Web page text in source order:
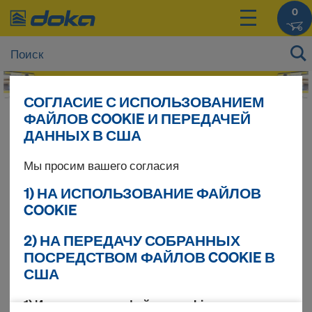
0
Цены на Ваши продукты Вы можете увидеть
послевхода в систему
Новинки
Найдено продуктов 6
СОГЛАСИЕ С ИСПОЛЬЗОВАНИЕМ
ФАЙЛОВ COOKIE И ПЕРЕДАЧЕЙ
ДАННЫХ В США
Мы просим вашего согласия
1) НА ИСПОЛЬЗОВАНИЕ ФАЙЛОВ
COOKIE
2) НА ПЕРЕДАЧУ СОБРАННЫХ
ПОСРЕДСТВОМ ФАЙЛОВ COOKIE В
США
1) Использование файлов cookie